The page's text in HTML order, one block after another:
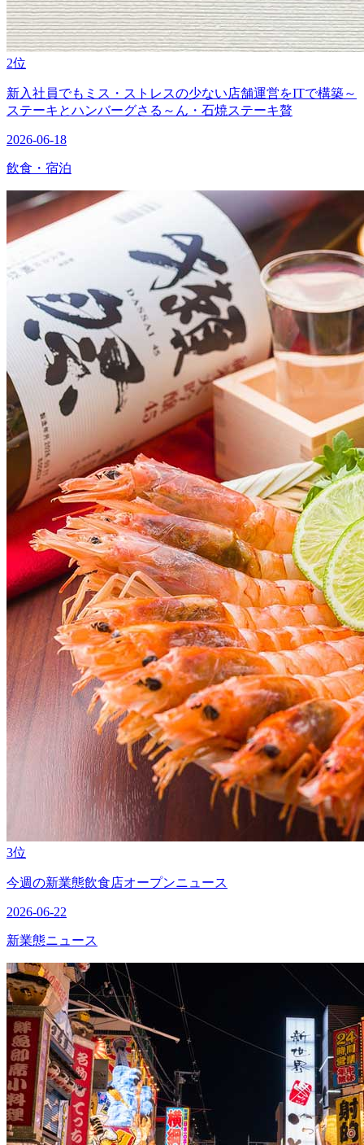
2位
新入社員でもミス・ストレスの少ない店舗運営をITで構築～
ステーキとハンバーグさる～ん・石焼ステーキ贅
2026-06-18
飲食・宿泊
3位
今週の新業態飲食店オープンニュース
2026-06-22
新業態ニュース